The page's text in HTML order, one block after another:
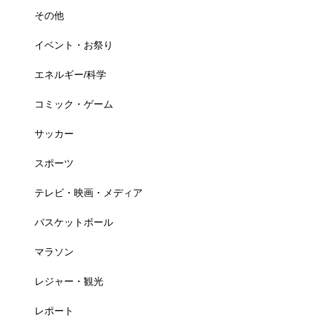
その他
イベント・お祭り
エネルギー/科学
コミック・ゲーム
サッカー
スポーツ
テレビ・映画・メディア
バスケットボール
マラソン
レジャー・観光
レポート